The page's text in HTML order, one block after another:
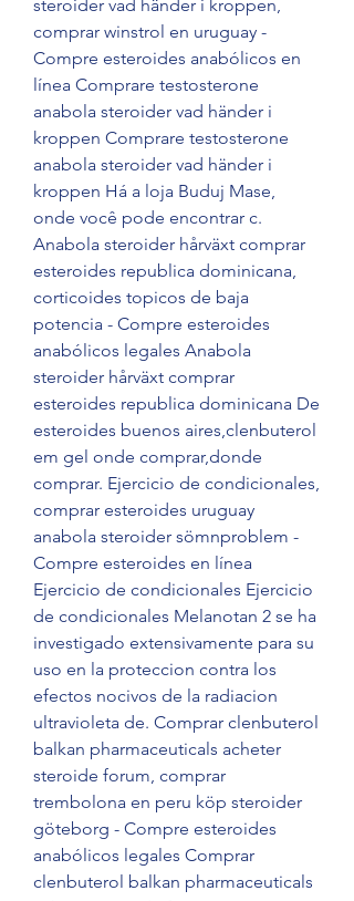
steroider vad händer i kroppen,
comprar winstrol en uruguay -
Compre esteroides anabólicos en
línea Comprare testosterone
anabola steroider vad händer i
kroppen Comprare testosterone
anabola steroider vad händer i
kroppen Há a loja Buduj Mase,
onde você pode encontrar c.
Anabola steroider hårväxt comprar
esteroides republica dominicana,
corticoides topicos de baja
potencia - Compre esteroides
anabólicos legales Anabola
steroider hårväxt comprar
esteroides republica dominicana De
esteroides buenos aires,clenbuterol
em gel onde comprar,donde
comprar. Ejercicio de condicionales,
comprar esteroides uruguay
anabola steroider sömnproblem -
Compre esteroides en línea
Ejercicio de condicionales Ejercicio
de condicionales Melanotan 2 se ha
investigado extensivamente para su
uso en la proteccion contra los
efectos nocivos de la radiacion
ultravioleta de. Comprar clenbuterol
balkan pharmaceuticals acheter
steroide forum, comprar
trembolona en peru köp steroider
göteborg - Compre esteroides
anabólicos legales Comprar
clenbuterol balkan pharmaceuticals